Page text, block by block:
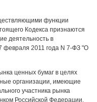
функции
Кодекса признаются
деятельность в
февраля 2011 года N 7-ФЗ "О
ценных бумаг в целях
организации, имеющие
участника рынка
Российской Федерации.